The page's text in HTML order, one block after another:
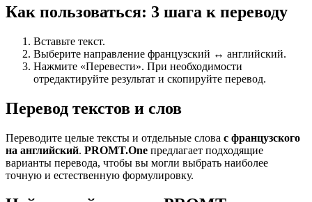
Как пользоваться: 3 шага к переводу
Вставьте текст.
Выберите направление французский ↔ английский.
Нажмите «Перевести». При необходимости
отредактируйте результат и скопируйте перевод.
Перевод текстов и слов
Переводите целые тексты и отдельные слова с французского
на английский. PROMT.One предлагает подходящие
варианты перевода, чтобы вы могли выбрать наиболее
точную и естественную формулировку.